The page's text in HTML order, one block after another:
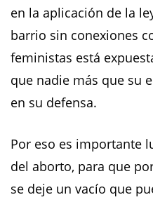
en la aplicación de la
barrio sin conexiones
feministas está
que nadie más que su
en su defensa.
Por eso es importante
del aborto, para que
se deje un vacío que